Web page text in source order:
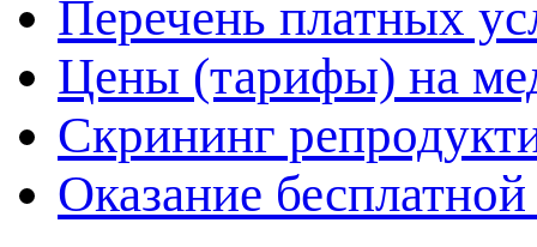
Перечень платных
Цены (тарифы) на
Скрининг
Оказание